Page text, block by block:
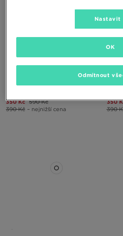
REEBOK SUNKISSED SANDAL
350 Kč 590 Kč
390 Kč – nejnižší cena
350
390
Nastavit
Odmítnout
OK